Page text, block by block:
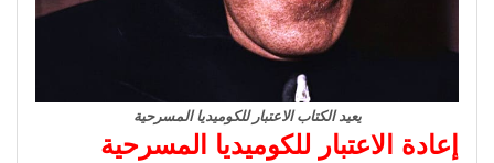
يعيد الكتاب الاعتبار للكوميديا المسرحية
إعادة الاعتبار للكوميديا المسرحية